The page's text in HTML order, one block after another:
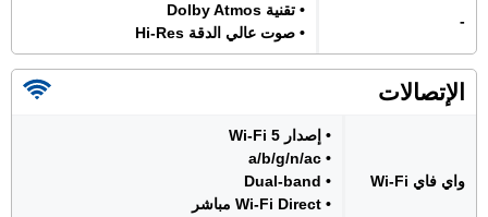
-
• تقنية Dolby Atmos
• صوت عالي الدقة Hi-Res
الإتصالات
واي فاي Wi-Fi
• إصدار Wi-Fi 5
• a/b/g/n/ac
• Dual-band
• Wi-Fi Direct مباشر